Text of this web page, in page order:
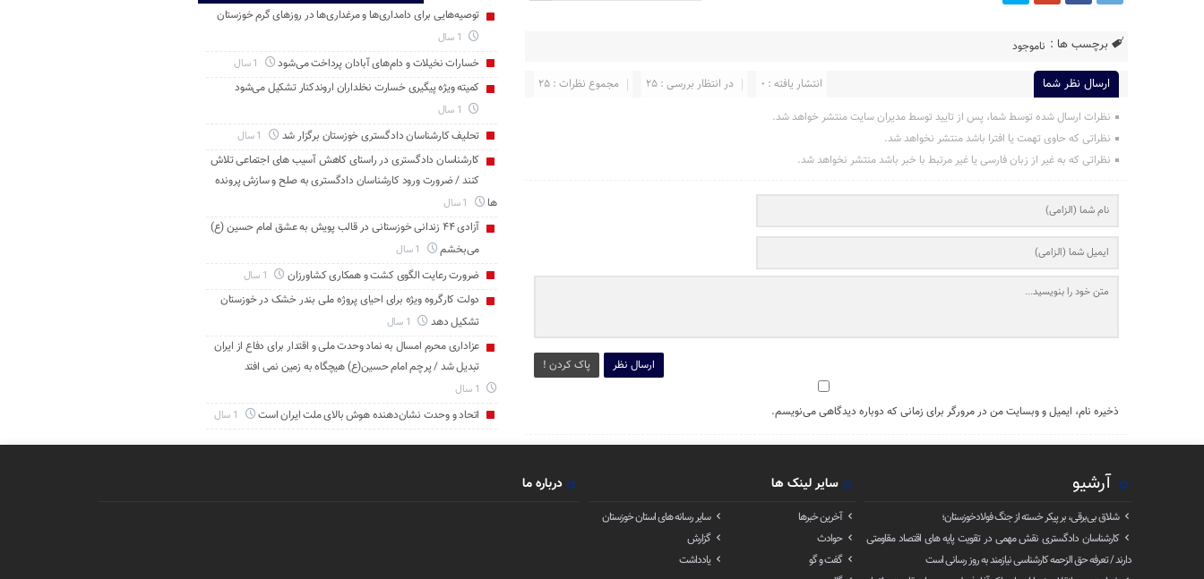
برچسب ها : ناموجود
ارسال نظر شما مجموع نظرات : 25 در انتظار بررسی : 25 انتشار یافته : 0
نظرات ارسال شده توسط شما، پس از تایید توسط مدیران سایت منتشر خواهد شد.
نظراتی که حاوی تهمت یا افترا باشد منتشر نخواهد شد.
نظراتی که به غیر از زبان فارسی یا غیر مرتبط با خبر باشد منتشر نخواهد شد.
ارسال نظر پاک کردن !
ذخیره نام، ایمیل و وبسایت من در مرورگر برای زمانی که دوباره دیدگاهی می‌نویسم.
توصیه‌هایی برای دامداری‌ها و مرغداری‌ها در روزهای گرم خوزستان
خسارات نخیلات و دام‌های آبادان پرداخت می‌شود
کمیته ویژه پیگیری خسارت نخلداران اروندکنار تشکیل می‌شود
تحلیف کارشناسان دادگستری خوزستان برگزار شد
کارشناسان دادگستری در راستای کاهش آسیب های اجتماعی تلاش
کنند / ضرورت ورود کارشناسان دادگستری به صلح و سازش پرونده
ها
آزادی ۴۴ زندانی خوزستانی در قالب پویش به عشق امام حسین (ع)
می‌بخشم
ضرورت رعایت الگوی کشت و همکاری کشاورزان
دولت کارگروه ویژه برای احیای پروژه ملی بندر خشک در خوزستان
تشکیل دهد
عزاداری محرم امسال به نماد وحدت ملی و اقتدار برای دفاع از ایران
تبدیل شد / پرچم امام حسین(ع) هیچگاه به زمین نمی افتد
اتحاد و وحدت نشان‌دهنده هوش بالای ملت ایران است
آرشیو
شلاق‌ بی‌برقی، بر پیکر خسته‌ از جنگ فولادخوزستان؛
کارشناسان دادگستری نقش مهمی در تقویت پایه های اقتصاد مقاومتی
دارند / تعرفه حق الزحمه کارشناسی نیازمند به روز رسانی است
سایر لینک ها
آخرین خبرها
سایر رسانه های استان خوزستان
حوادث
گزارش
گفت و گو
یادداشت
درباره ما